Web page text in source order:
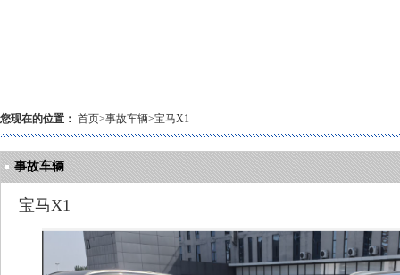
您现在的位置： 首页>事故车辆>宝马X1
事故车辆
宝马X1